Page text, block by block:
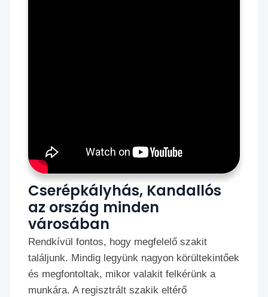
Cserépkályhás, Kandallós
az ország minden
városában
Rendkívül fontos, hogy megfelelő szakit
találjunk. Mindig legyünk nagyon körültekintőek
és megfontoltak, mikor valakit felkérünk a
munkára. A regisztrált szakik eltérő